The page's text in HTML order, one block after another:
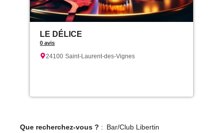
LE DÉLICE
0 avis
24100 Saint-Laurent-des-Vignes
Que recherchez-vous ? : Bar/Club Libertin